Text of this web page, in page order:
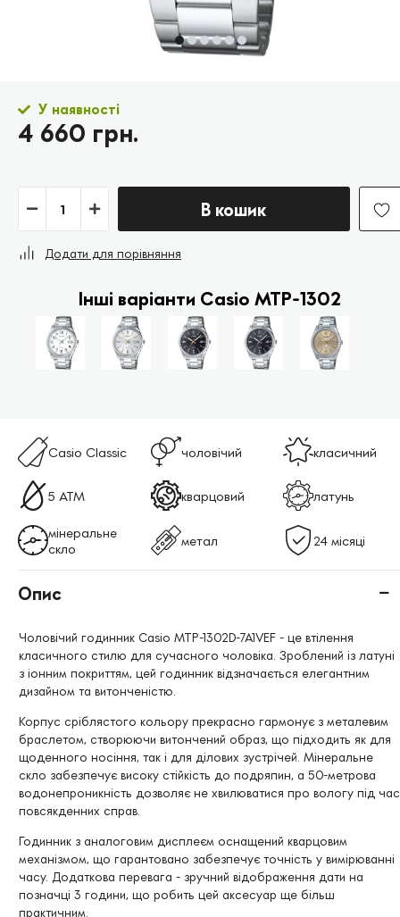
У наявності
4 660 грн.
В кошик
Додати для порівняння
Інші варіанти Casio MTP-1302
Casio Classic чоловічий класичний
5 ATM кварцовий латунь
мінеральне
скло
метал 24 місяці
Опис
Чоловічий годинник Casio MTP-1302D-7A1VEF - це втілення
класичного стилю для сучасного чоловіка. Зроблений із латуні
з іонним покриттям, цей годинник відзначається елегантним
дизайном та витонченістю.
Корпус сріблястого кольору прекрасно гармонує з металевим
браслетом, створюючи витончений образ, що підходить як для
щоденного носіння, так і для ділових зустрічей. Мінеральне
скло забезпечує високу стійкість до подряпин, а 50-метрова
водонепроникність дозволяє не хвилюватися про вологу під час
повсякденних справ.
Годинник з аналоговим дисплеєм оснащений кварцовим
механізмом, що гарантовано забезпечує точність у вимірюванні
часу. Додаткова перевага - зручний відображення дати на
позначці 3 години, що робить цей аксесуар ще більш
практичним.